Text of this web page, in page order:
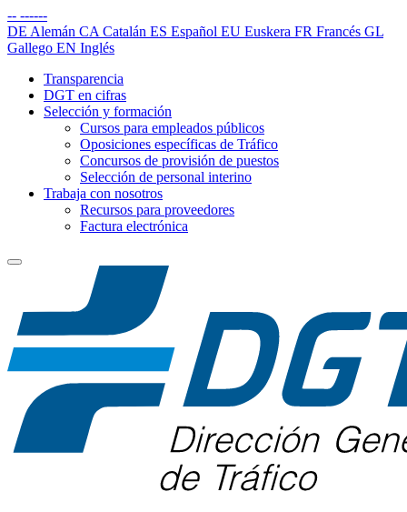
-- ------
DE Alemán CA Catalán ES Español EU Euskera FR Francés GL
Gallego EN Inglés
Transparencia
DGT en cifras
Selección y formación
Cursos para empleados públicos
Oposiciones específicas de Tráfico
Concursos de provisión de puestos
Selección de personal interino
Trabaja con nosotros
Recursos para proveedores
Factura electrónica